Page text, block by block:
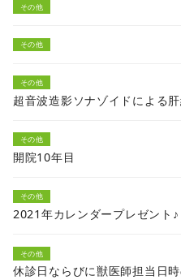
その他
その他
その他
超音波造影ソナゾイドによる
その他
開院10年目
その他
2021年カレンダープレゼント♪
その他
休診日ならびに獣医師担当日